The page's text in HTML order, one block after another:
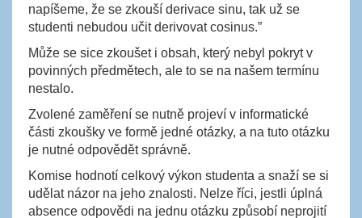
napíšeme, že se zkouší derivace sinu, tak už se
studenti nebudou učit derivovat cosinus.”
Může se sice zkoušet i obsah, který nebyl pokryt v
povinných předmětech, ale to se na našem termínu
nestalo.
Zvolené zaměření se nutně projeví v informatické
části zkoušky ve formě jedné otázky, a na tuto otázku
je nutné odpovědět správně.
Komise hodnotí celkový výkon studenta a snaží se si
udělat názor na jeho znalosti. Nelze říci, jestli úplná
absence odpovědi na jednu otázku způsobí neprojití